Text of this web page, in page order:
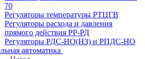
70
Регуляторы температуры РТЦГВ
Регуляторы расхода и давления
прямого действия РР-РД
Регуляторы РДС-НО(НЗ) и РПДС-НО
автоматика